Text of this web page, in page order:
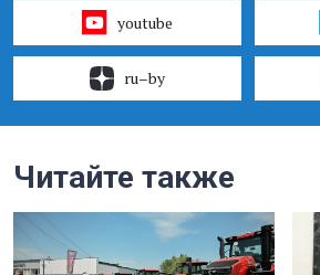
youtube
ru–by
Читайте также